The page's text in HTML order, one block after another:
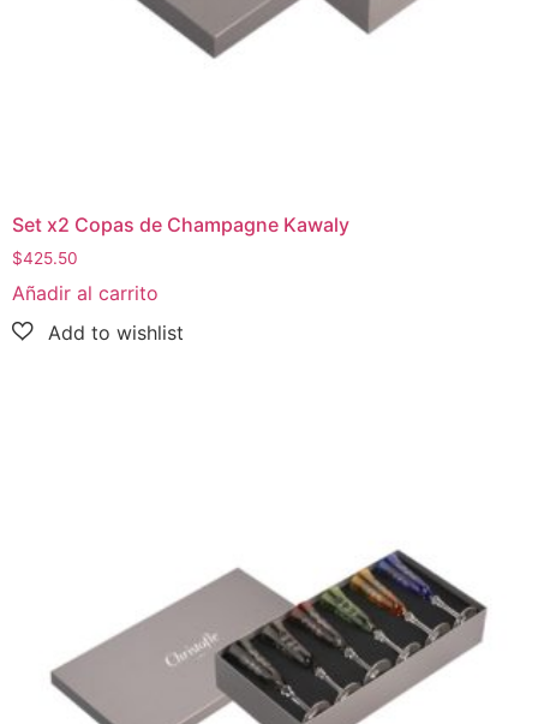
Set x2 Copas de Champagne Kawaly
$425.50
Añadir al carrito